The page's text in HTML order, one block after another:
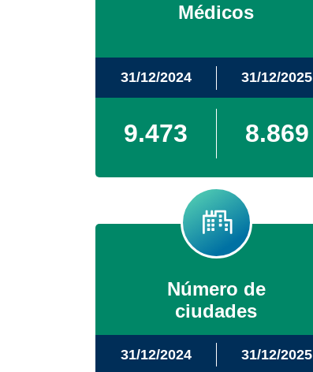
Médicos
31/12/2024 31/12/2025
9.473 8.869
Número de
ciudades
31/12/2024 31/12/2025